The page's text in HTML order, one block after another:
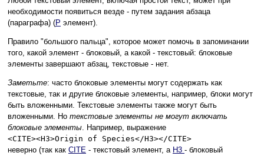
необходимости появиться везде - путем задания абзаца
(параграфа) (P элемент).
Правило "большого пальца", которое может помочь в запоминании
того, какой элемент - блоковый, а какой - текстовый: блоковые
элементы завершают абзац, текстовые - нет.
Заметьтe: часто блоковые элементы могут содержать как
текстовые, так и другие блоковые элементы, например, блоки могут
быть вложенными. Текстовые элементы также могут быть
вложенными. Но текстовые элементы не могут включать
блоковые элементы. Например, выражение
<CITE><H3>Origin of Species</H3></CITE>
неверно (так как CITE - текстовый элемент, а H3 - блоковый